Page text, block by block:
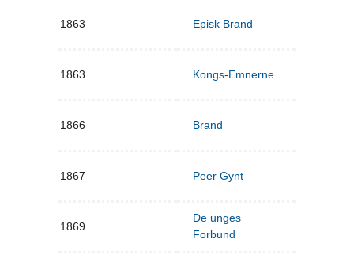
1863 Episk Brand
1863 Kongs-Emnerne
1866 Brand
1867 Peer Gynt
1869
De unges
Forbund